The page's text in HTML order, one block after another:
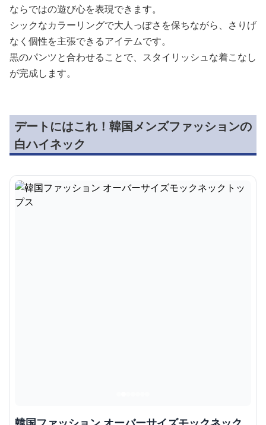
ならではの遊び心を表現できます。
シックなカラーリングで大人っぽさを保ちながら、さりげ
なく個性を主張できるアイテムです。
黒のパンツと合わせることで、スタイリッシュな着こなし
が完成します。
デートにはこれ！韓国メンズファッションの
白ハイネック